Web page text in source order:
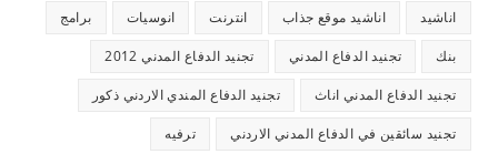
اناشيد اناشيد موقع جذاب انترنت انوسيات برامج
بنك تجنيد الدفاع المدني تجنيد الدفاع المدني 2012
تجنيد الدفاع المدني اناث تجنيد الدفاع المندي الاردني ذكور
تجنيد سائقين في الدفاع المدني الاردني ترفيه